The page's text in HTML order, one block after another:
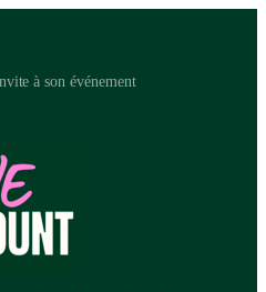
à son événement